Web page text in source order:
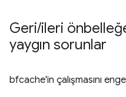
Geri/ileri
yaygın sorunlar
bfcache'in çalışmasını